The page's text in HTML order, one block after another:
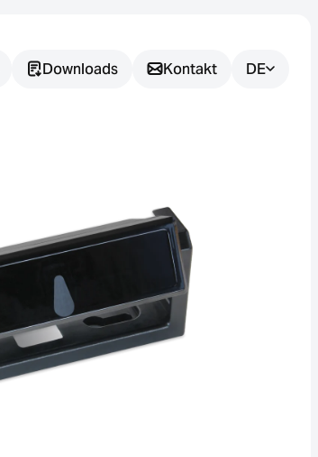
Downloads Kontakt DE
Fragen?
Wir unterstützen Sie dabei, die
passende Sensorlösung für Ihre
Anwendung zu finden.